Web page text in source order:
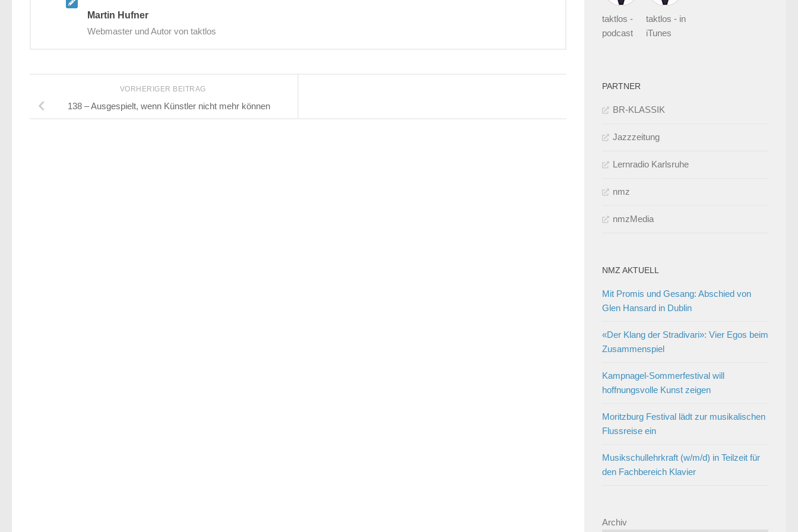
Martin Hufner
Webmaster und Autor von taktlos
VORHERIGER BEITRAG
138 – Ausgespielt, wenn Künstler nicht mehr können
taktlos -
podcast
taktlos - in
iTunes
PARTNER
BR-KLASSIK
Jazzzeitung
Lernradio Karlsruhe
nmz
nmzMedia
NMZ AKTUELL
Mit Promis und Gesang: Abschied von
Glen Hansard in Dublin
«Der Klang der Stradivari»: Vier Egos beim
Zusammenspiel
Kampnagel-Sommerfestival will
hoffnungsvolle Kunst zeigen
Moritzburg Festival lädt zur musikalischen
Flussreise ein
Musikschullehrkraft (w/m/d) in Teilzeit für
den Fachbereich Klavier
Archiv